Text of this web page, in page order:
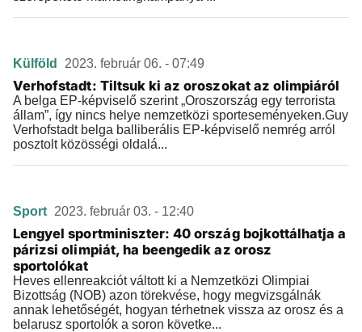
Külföld 2023. február 06. - 07:49
Verhofstadt: Tiltsuk ki az oroszokat az olimpiáról
A belga EP-képviselő szerint „Oroszország egy terrorista
állam”, így nincs helye nemzetközi sporteseményeken.Guy
Verhofstadt belga balliberális EP-képviselő nemrég arról
posztolt közösségi oldalá...
Sport 2023. február 03. - 12:40
Lengyel sportminiszter: 40 ország bojkottálhatja a
párizsi olimpiát, ha beengedik az orosz
sportolókat
Heves ellenreakciót váltott ki a Nemzetközi Olimpiai
Bizottság (NOB) azon törekvése, hogy megvizsgálnák
annak lehetőségét, hogyan térhetnek vissza az orosz és a
belarusz sportolók a soron követke...